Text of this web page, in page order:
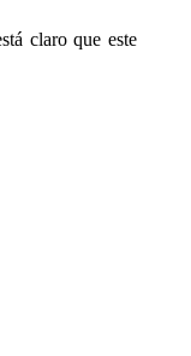
claro que este